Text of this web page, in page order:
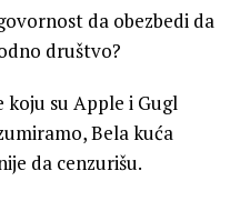
da obezbedi da
društvo?
koju su Apple i Gugl
Bela kuća
da cenzurišu.